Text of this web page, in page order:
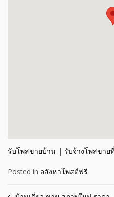
รับโพสขายบ้าน | รับจ้างโพสขาย
Posted in อสังหาโพสต์ฟรี